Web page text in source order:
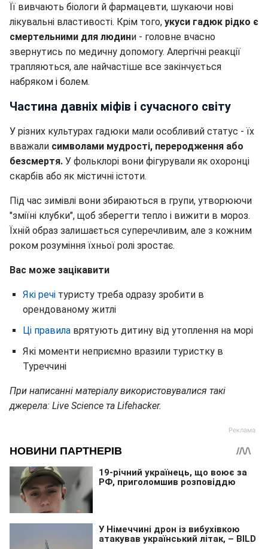
Її вивчають біологи й фармацевти, шукаючи нові
лікувальні властивості. Крім того, укуси гадюк рідко є
смертельними для людини - головне вчасно
звернутись по медичну допомогу. Алергічні реакції
трапляються, але найчастіше все закінчується
набряком і болем.
Частина давніх міфів і сучасного світу
У різних культурах гадюки мали особливий статус - їх
вважали символами мудрості, переродження або
безсмертя. У фольклорі вони фігурували як охоронці
скарбів або як містичні істоти.
Під час зимівлі вони збираються в групи, утворюючи
"зміїні клубки", щоб зберегти тепло і вижити в мороз.
Їхній образ залишається суперечливим, але з кожним
роком розуміння їхньої ролі зростає.
Вас може зацікавити
Які речі туристу треба одразу зробити в
орендованому житлі
Ці правила врятують дитину від утоплення на морі
Які моменти неприємно вразили туристку в
Туреччині
При написанні матеріалу використовувалися такі
джерела: Live Science та Lifehacker.